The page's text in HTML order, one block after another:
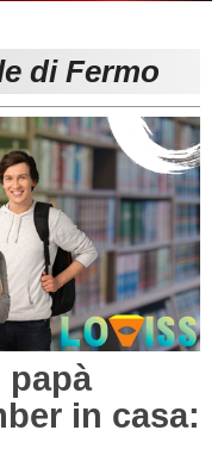
Carica la tua Rosa
di Fermo
papà
in casa: